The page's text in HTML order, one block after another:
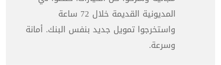
المديونية القديمة خلال 72 ساعة
واستخرجوا تمويل جديد بنفس البنك. أمانة
وسرعة.